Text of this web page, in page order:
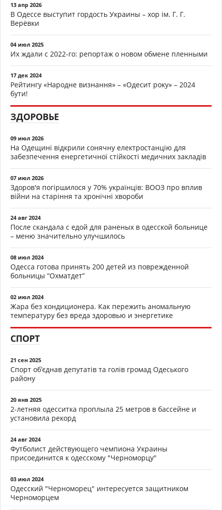
13 апр 2026
В Одессе выступит гордость Украины – хор ім. Г. Г.
Верёвки
04 июл 2025
Их ждали с 2022-го: репортаж о новом обмене пленными
17 дек 2024
Рейтингу «Народне визнання» – «Одесит року» – 2024
бути!
ЗДОРОВЬЕ
09 июл 2026
На Одещині відкрили сонячну електростанцію для
забезпечення енергетичної стійкості медичних закладів
07 июл 2026
Здоров'я погіршилося у 70% українців: ВООЗ про вплив
війни на старіння та хронічні хвороби
24 авг 2024
После скандала с едой для раненых в одесской больнице
– меню значительно улучшилось
08 июл 2024
Одесса готова принять 200 детей из поврежденной
больницы “Охматдет”
02 июл 2024
Жара без кондиционера. Как пережить аномальную
температуру без вреда здоровью и энергетике
СПОРТ
21 сен 2025
Спорт об’єднав депутатів та голів громад Одеського
району
20 янв 2025
2-летняя одесситка проплыла 25 метров в бассейне и
установила рекорд
24 авг 2024
Футболист действующего чемпиона Украины
присоединится к одесскому "Черноморцу"
03 июл 2024
Одесский "Черноморец" интересуется защитником
Черноморцем